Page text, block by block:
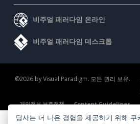
비주얼 패러다임 온라인
비주얼 패러다임 데스크톱
©2026 by Visual Paradigm. 모든 권리 보유.
개인정보 보호정책
Content Guidelines
당사는 더 나은 경험을 제공하기 위해